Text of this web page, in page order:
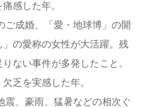
感した年。
婚、「愛・地球博」の開
の愛称の女性が大活躍。残
ない事件が多発したこと。
乏を実感した年。
豪雨、猛暑などの相次ぐ